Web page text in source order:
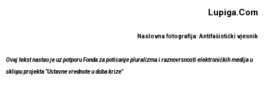
Lupiga.Com
Naslovna fotografija: Antifašistički vjesnik
Ovaj tekst nastao je uz potporu Fonda za poticanje pluralizma i raznovrsnosti elektroničkih medija u
sklopu projekta "Ustavne vrednote u doba krize"